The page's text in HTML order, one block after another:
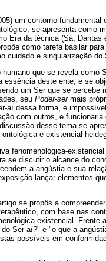
um contorno fundamental
se apresenta como
Era da técnica (Sá, Dantas
como tarefa basilar
cuidado e singularização do
que se revela como
deste ente, e se
um Ser que se percebe
seu Poder-sermais
aí dessa forma, é
com outros, e
desse tema se
e existencial
fenomenológica-
se discutir o alcance do
a angústia e sua
lançar elementos
se propôs a
com base nas
existencial. Frente
Ser-aí?" e "o que a
possíveis em